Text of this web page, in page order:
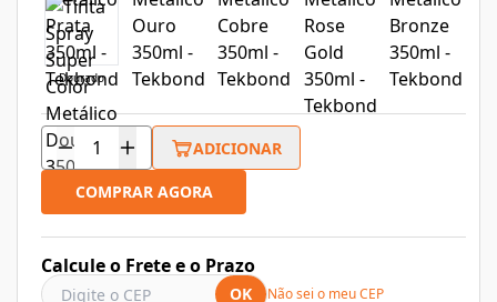
Dourado
ADICIONAR
COMPRAR AGORA
Calcule o Frete e o Prazo
OK Não sei o meu CEP